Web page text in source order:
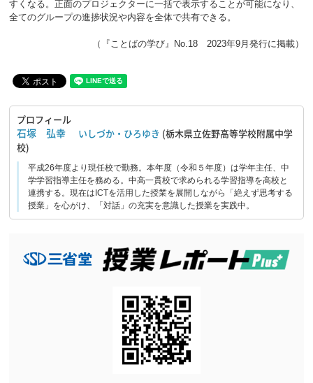
すくなる。正面のプロジェクターに一括で表示することが可能になり、
全てのグループの進捗状況や内容を全体で共有できる。
（『ことばの学び』No.18 2023年9月発行に掲載）
プロフィール
石塚 弘幸 いしづか・ひろゆき (栃木県立佐野高等学校附属中学
校)
平成26年度より現任校で勤務。本年度（令和５年度）は学年主任、中
学学習指導主任を務める。中高一貫校で求められる学習指導を高校と
連携する。現在はICTを活用した授業を展開しながら「絶えず思考する
授業」を心がけ、「対話」の充実を意識した授業を実践中。